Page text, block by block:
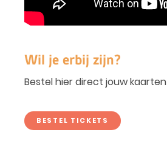
Wil je erbij zijn?
Bestel hier direct jouw kaarten
BESTEL TICKETS